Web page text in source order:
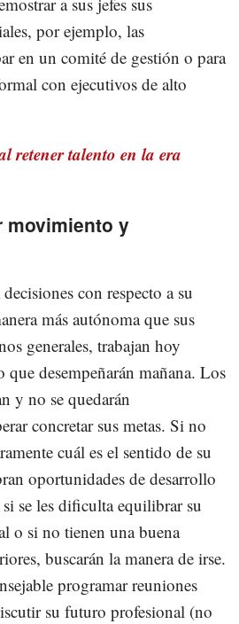
por ejemplo, las
en un comité de gestión o para
con ejecutivos de alto
retener talento en la era
movimiento y
con respecto a su
más autónoma que sus
generales, trabajan hoy
que desempeñarán mañana. Los
y no se quedarán
concretar sus metas. Si no
cuál es el sentido de su
oportunidades de desarrollo
se les dificulta equilibrar su
o si no tienen una buena
buscarán la manera de irse.
programar reuniones
su futuro profesional (no